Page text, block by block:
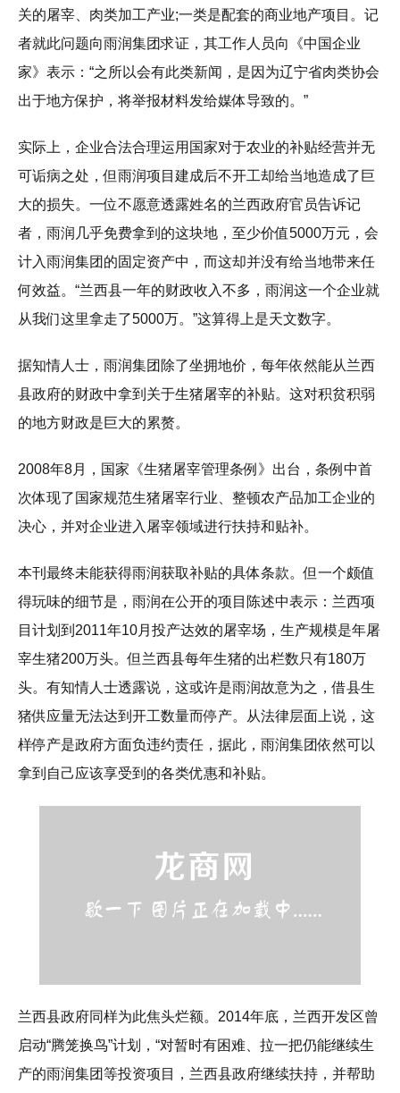
关的屠宰、肉类加工产业;一类是配套的商业地产项目。记
者就此问题向雨润集团求证，其工作人员向《中国企业
家》表示：“之所以会有此类新闻，是因为辽宁省肉类协会
出于地方保护，将举报材料发给媒体导致的。”
实际上，企业合法合理运用国家对于农业的补贴经营并无
可诟病之处，但雨润项目建成后不开工却给当地造成了巨
大的损失。一位不愿意透露姓名的兰西政府官员告诉记
者，雨润几乎免费拿到的这块地，至少价值5000万元，会
计入雨润集团的固定资产中，而这却并没有给当地带来任
何效益。“兰西县一年的财政收入不多，雨润这一个企业就
从我们这里拿走了5000万。”这算得上是天文数字。
据知情人士，雨润集团除了坐拥地价，每年依然能从兰西
县政府的财政中拿到关于生猪屠宰的补贴。这对积贫积弱
的地方财政是巨大的累赘。
2008年8月，国家《生猪屠宰管理条例》出台，条例中首
次体现了国家规范生猪屠宰行业、整顿农产品加工企业的
决心，并对企业进入屠宰领域进行扶持和贴补。
本刊最终未能获得雨润获取补贴的具体条款。但一个颇值
得玩味的细节是，雨润在公开的项目陈述中表示：兰西项
目计划到2011年10月投产达效的屠宰场，生产规模是年屠
宰生猪200万头。但兰西县每年生猪的出栏数只有180万
头。有知情人士透露说，这或许是雨润故意为之，借县生
猪供应量无法达到开工数量而停产。从法律层面上说，这
样停产是政府方面负违约责任，据此，雨润集团依然可以
拿到自己应该享受到的各类优惠和补贴。
兰西县政府同样为此焦头烂额。2014年底，兰西开发区曾
启动“腾笼换鸟”计划，“对暂时有困难、拉一把仍能继续生
产的雨润集团等投资项目，兰西县政府继续扶持，并帮助